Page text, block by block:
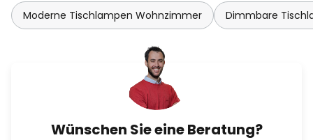
Moderne Tischlampen Wohnzimmer Dimmbare
Wünschen Sie eine Beratung?